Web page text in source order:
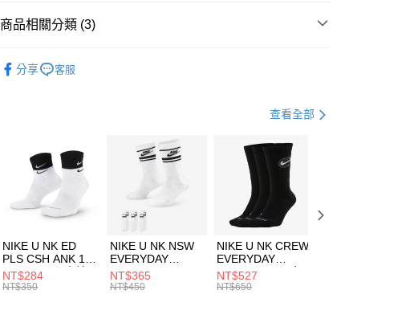
聯邦商業銀行
台新國際商業銀行
【關於「AFTEE先享後付」】
３．安心：先確認商品／服務後，再付款。
【「AFTEE先享後付」結帳流程】
１．於結帳方式選擇「AFTEE先享後付」後，將跳轉至「AFTEE先享後
付」結帳頁面，進行簡訊認證並確認金額後，即可完成結帳。
２．訂單成立數日內，您將收到繳費通知簡訊。
３．收到繳費通知簡訊後14天內，點擊此簡訊中的連結，可透過四大超商
／ATM／網路銀行／等多元方式進行付款，方視為交易完成。
※ 請注意：結帳手續完成當下不需立刻繳費，但若您需要取消訂單，請聯
絡購買商品的店家。未經商家同意取消之訂單仍視為有效，需透過AFTEE
先享後付繳納相關費用。
每筆NT$100，滿NT$1,500(含以上)免運費
每筆NT$100，滿NT$1,500(含以上)免運費
商品相關分類 (3)
分享 客服
查看全部
NIKE U NK ED
PLS CSH ANK 1P
144 DBL 男 中統
襪 DH4058104
NT$284
NT$350
NIKE U NK NSW
EVERYDAY
ESSENTIAL CR
男女 短統襪
NT$365
NT$450
NIKE U NK CREW
EVERYDAY
BBALL 3PR 男女
長統襪
NT$527
NT$650